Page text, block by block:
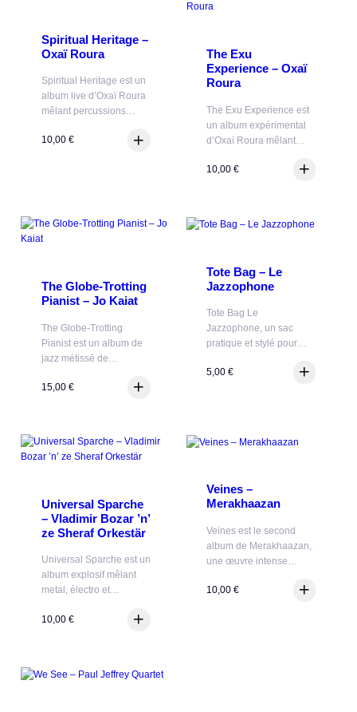
Spiritual Heritage –
Oxaï Roura
Spiritual Heritage est un
album live d’Oxaï Roura
mêlant percussions…
10,00 €
The Exu
Experience – Oxaï
Roura
The Exu Experience est
un album expérimental
d’Oxaï Roura mêlant…
10,00€
The Globe-Trotting
Pianist – Jo Kaiat
The Globe-Trotting
Pianist est un album de
jazz métissé de…
15,00 €
Tote Bag – Le
Jazzophone
Tote Bag Le
Jazzophone, un sac
pratique et stylé pour…
5,00€
Universal Sparche
– Vladimir Bozar ’n’
ze Sheraf Orkestär
Universal Sparche est un
album explosif mêlant
metal, électro et…
10,00 €
Veines –
Merakhaazan
Veines est le second
album de Merakhaazan,
une œuvre intense…
10,00€